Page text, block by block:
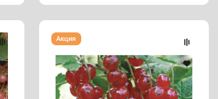
Смородина
"САХАРНАЯ"
Акция